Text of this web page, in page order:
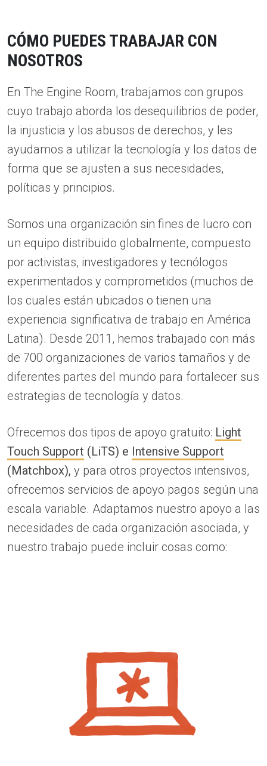
CÓMO PUEDES TRABAJAR CON
NOSOTROS
En The Engine Room, trabajamos con grupos
cuyo trabajo aborda los desequilibrios de poder,
la injusticia y los abusos de derechos, y les
ayudamos a utilizar la tecnología y los datos de
forma que se ajusten a sus necesidades,
políticas y principios.
Somos una organización sin fines de lucro con
un equipo distribuido globalmente, compuesto
por activistas, investigadores y tecnólogos
experimentados y comprometidos (muchos de
los cuales están ubicados o tienen una
experiencia significativa de trabajo en América
Latina). Desde 2011, hemos trabajado con más
de 700 organizaciones de varios tamaños y de
diferentes partes del mundo para fortalecer sus
estrategias de tecnología y datos.
Ofrecemos dos tipos de apoyo gratuito: Light
Touch Support (LiTS) e Intensive Support
(Matchbox), y para otros proyectos intensivos,
ofrecemos servicios de apoyo pagos según una
escala variable. Adaptamos nuestro apoyo a las
necesidades de cada organización asociada, y
nuestro trabajo puede incluir cosas como: